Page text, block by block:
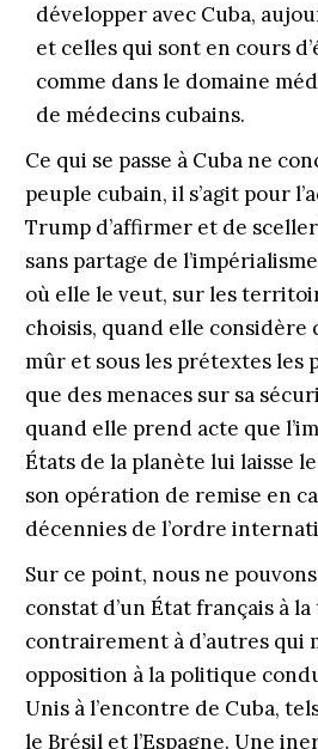
développer avec Cuba,
et celles qui sont en cours
comme dans le domaine
de médecins cubains.
Ce qui se passe à Cuba ne
peuple cubain, il s’agit pour
Trump d’affirmer et de
sans partage de
où elle le veut, sur les
choisis, quand elle considère
mûr et sous les prétextes les
que des menaces sur sa
quand elle prend acte que
États de la planète lui laisse
son opération de remise en
décennies de l’ordre
Sur ce point, nous ne
constat d’un État français à
contrairement à d’autres qui
opposition à la politique
Unis à l’encontre de Cuba,
le Brésil et l’Espagne. Une